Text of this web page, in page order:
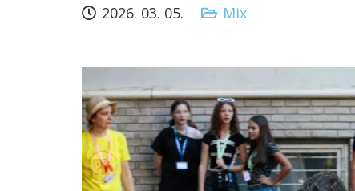
2026. 03. 05. Mix